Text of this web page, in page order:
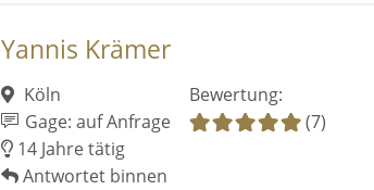
Yannis Krämer
Köln
Gage: auf Anfrage
14 Jahre tätig
Antwortet binnen
Bewertung:
(7)